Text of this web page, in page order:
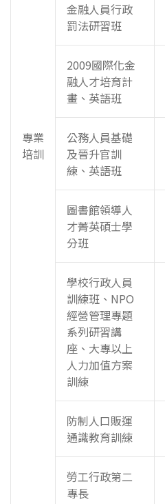
專業
培訓
金融人員行政
罰法研習班
2009國際化金
融人才培育計
畫、英語班
公務人員基礎
及晉升官訓
練、英語班
圖書館領導人
才菁英碩士學
分班
學校行政人員
訓練班、NPO
經營管理專題
系列研習講
座、大專以上
人力加值方案
訓練
防制人口販運
通識教育訓練
勞工行政第二
專長